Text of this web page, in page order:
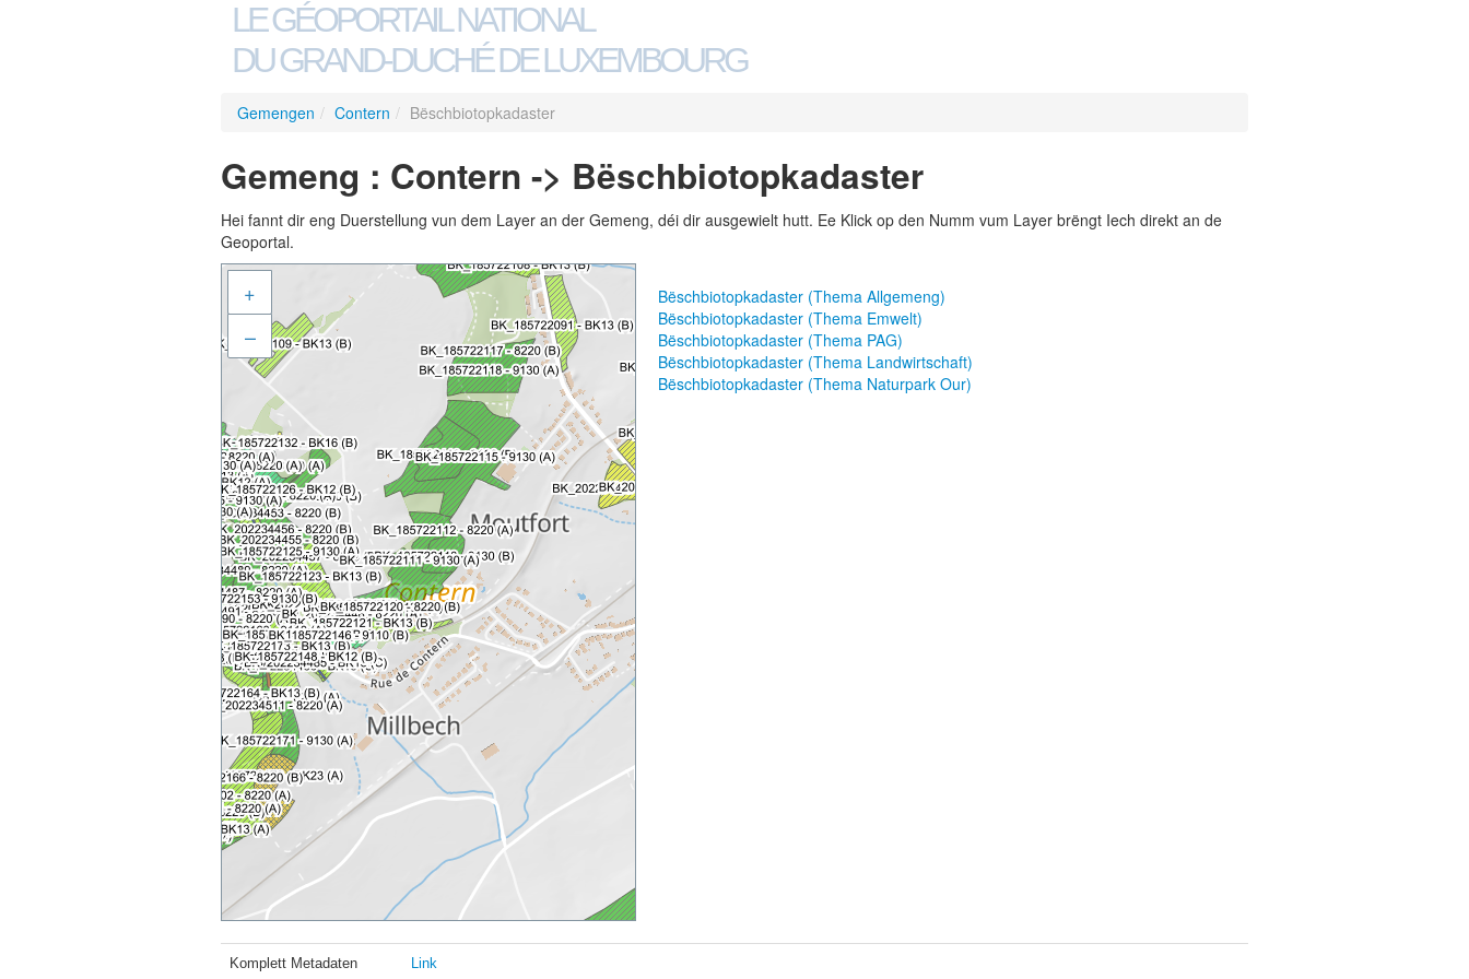
LE GÉOPORTAIL NATIONAL
DU GRAND-DUCHÉ DE LUXEMBOURG
Gemengen / Contern / Bëschbiotopkadaster
Gemeng : Contern -> Bëschbiotopkadaster
Hei fannt dir eng Duerstellung vun dem Layer an der Gemeng, déi dir ausgewielt hutt. Ee Klick op den Numm vum Layer brëngt Iech direkt an de
Geoportal.
+
–
Bëschbiotopkadaster (Thema Allgemeng)
Bëschbiotopkadaster (Thema Emwelt)
Bëschbiotopkadaster (Thema PAG)
Bëschbiotopkadaster (Thema Landwirtschaft)
Bëschbiotopkadaster (Thema Naturpark Our)
Komplett Metadaten Link